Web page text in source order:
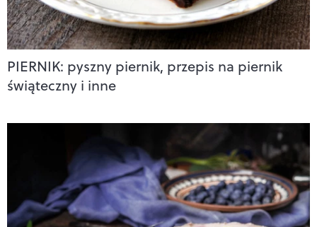
PIERNIK: pyszny piernik, przepis na piernik
świąteczny i inne